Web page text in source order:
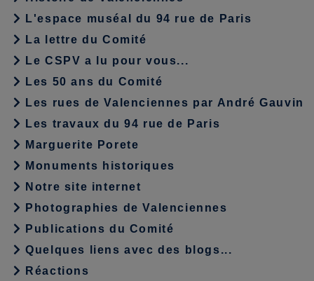
L'espace muséal du 94 rue de Paris
La lettre du Comité
Le CSPV a lu pour vous...
Les 50 ans du Comité
Les rues de Valenciennes par André Gauvin
Les travaux du 94 rue de Paris
Marguerite Porete
Monuments historiques
Notre site internet
Photographies de Valenciennes
Publications du Comité
Quelques liens avec des blogs...
Réactions